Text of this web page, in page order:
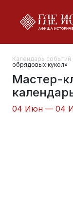
Календарь событий
обрядовых кукол»
Мастер-
04 Июн — 04